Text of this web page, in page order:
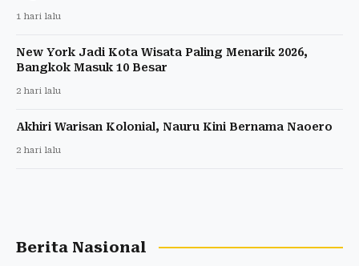
1 hari lalu
New York Jadi Kota Wisata Paling Menarik 2026,
Bangkok Masuk 10 Besar
2 hari lalu
Akhiri Warisan Kolonial, Nauru Kini Bernama Naoero
2 hari lalu
Berita Nasional